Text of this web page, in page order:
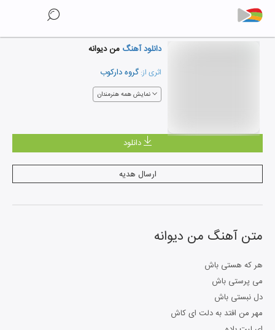
دانلود آهنگ من دیوانه
اثری از: گروه دارکوب
نمایش همه هنرمندان
دانلود
ارسال هدیه
متن آهنگ من دیوانه
هر که هستی باش
می پرستی باش
دل نبستی باش
مهر من افتد به دلت ای کاش